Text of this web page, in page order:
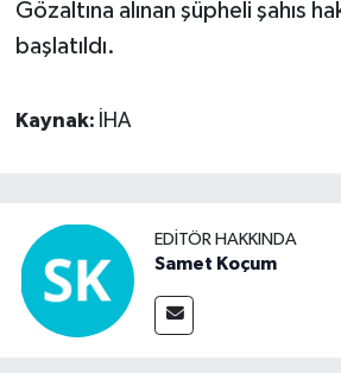
Gözaltına alınan şüpheli şahıs
başlatıldı.
Kaynak: İHA
EDITÖR HAKKINDA
Samet Koçum